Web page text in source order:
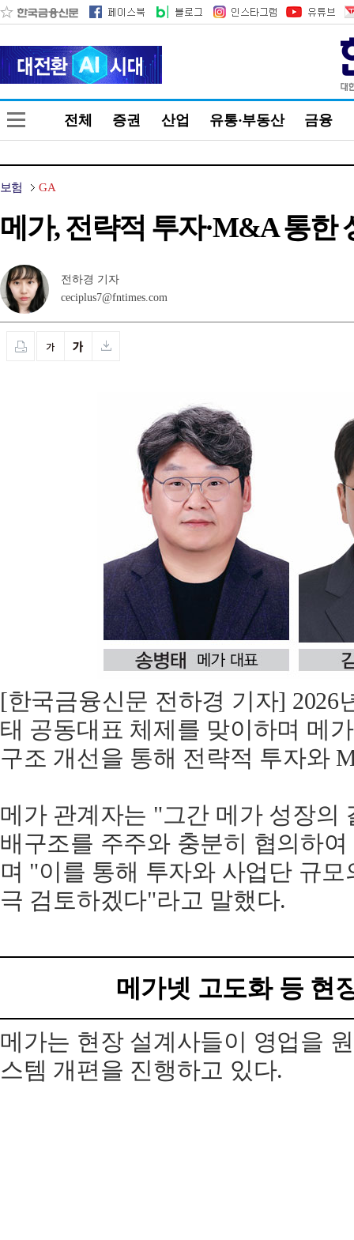
전체 증권 산업 유통·부동산 금융
보험 GA
메가, 전략적 투자·M&A 통한
전하경 기자
ceciplus7@fntimes.com
[한국금융신문 전하경 기자] 2026
태 공동대표 체제를 맞이하며 메
구조 개선을 통해 전략적 투자와
메가 관계자는 "그간 메가 성장의
배구조를 주주와 충분히 협의하
며 "이를 통해 투자와 사업단 규
극 검토하겠다"라고 말했다.
메가넷 고도화 등 현
메가는 현장 설계사들이 영업을
스템 개편을 진행하고 있다.